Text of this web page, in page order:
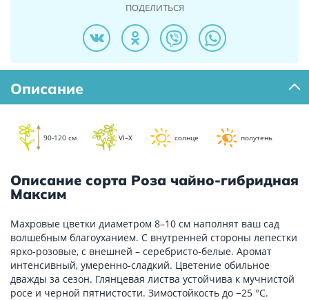
ПОДЕЛИТЬСЯ
Описание
90-120 см VI–X солнце полутень
Описание сорта Роза чайно-гибридная
Максим
Махровые цветки диаметром 8–10 см наполнят ваш сад
волшебным благоуханием. С внутренней стороны лепестки
ярко-розовые, с внешней – серебристо-белые. Аромат
интенсивный, умеренно-сладкий. Цветение обильное
дважды за сезон. Глянцевая листва устойчива к мучнистой
росе и черной пятнистости. Зимостойкость до −25 °С.